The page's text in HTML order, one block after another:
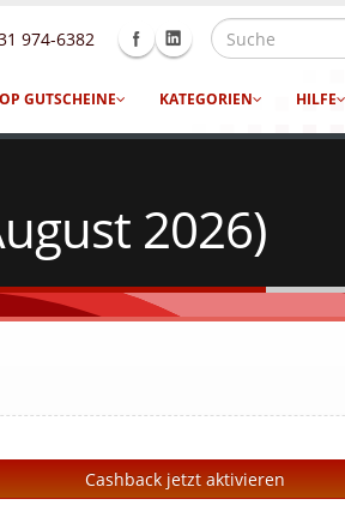
974-6382
GUTSCHEINE KATEGORIEN HILFE
2026)
Cashback jetzt aktivieren